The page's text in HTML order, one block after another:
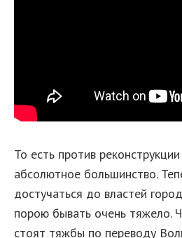
То есть против
абсолютное большинство.
достучаться до властей
порою бывать очень тяжело.
стоят тяжбы по переводу